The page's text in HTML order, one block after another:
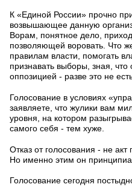
К «Единой России» прочно
возвышающее данную
Ворам, понятное дело,
позволяющей воровать. Что
правилам власти, помогать
признавать выборы, зная,
оппозицией - разве это не
Голосование в условиях
заявляете, что жулики вам
уровня, на котором
самого себя - тем хуже.
Отказ от голосования - не
Но именно этим он
Голосование сегодня